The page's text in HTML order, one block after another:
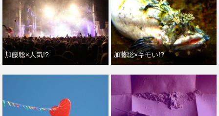
加藤聡×人気!? 加藤聡×キモい!?